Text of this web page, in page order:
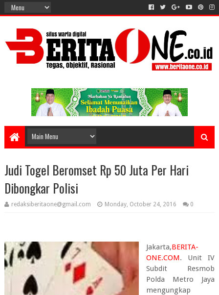
Judi Togel Beromset Rp 50 Juta Per Hari
Dibongkar Polisi
redaksiberitaone@gmail.com Monday, October 24, 2016 0
Jakarta,BERITA-
ONE.COM. Unit IV
Subdit Resmob
Polda Metro Jaya
mengungkap